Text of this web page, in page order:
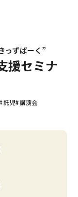
っずぱーく”
援セミナ
託児 講演会